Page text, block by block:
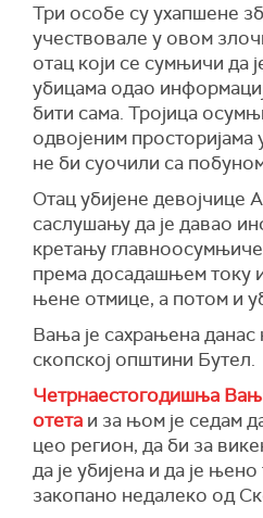
Три особе су ухапшене
учествовале у овом
отац који се сумњичи да
убицама одао
бити сама. Тројица
одвојеним просторијама
не би суочили са
Отац убијене девојчице
саслушању да је давао
кретању
према досадашњем току
њене отмице, а потом и
Вања је сахрањена
скопској општини Бутел.
Четрнаестогодишња
отета и за њом је седам
цео регион, да би за
да је убијена и да је
закопано недалеко од